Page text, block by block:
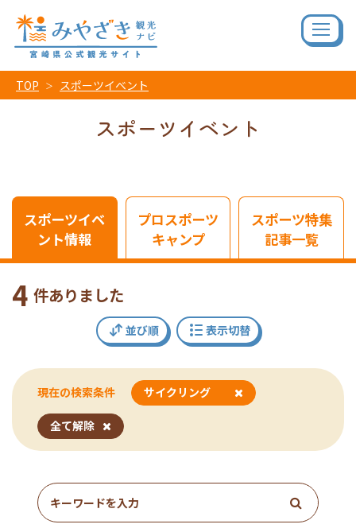
TOP スポーツイベント
スポーツイベント
スポーツイベ
ント情報
プロスポーツ
キャンプ
スポーツ特集
記事一覧
4 件ありました
並び順 表示切替
現在の検索条件 サイクリング
全て解除
た
条
件